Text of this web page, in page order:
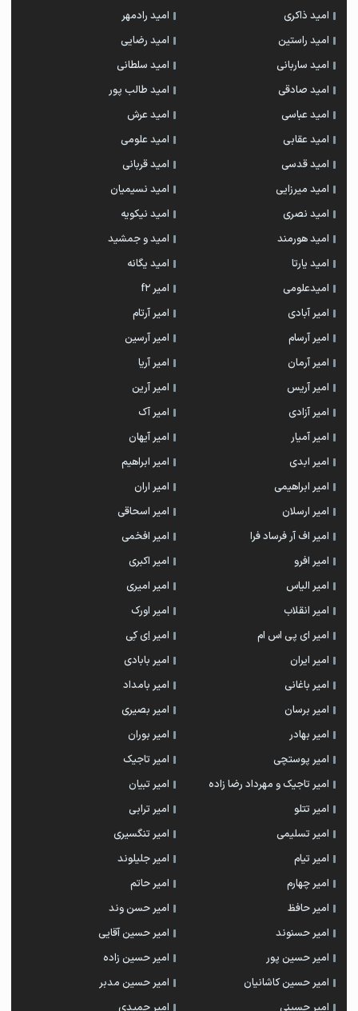
امید ذاکری
امید رادمهر
امید راستین
امید رضایی
امید ساربانی
امید سلطانی
امید صادقی
امید طالب پور
امید عباسی
امید عرش
امید عقابی
امید علومی
امید قدسی
امید قربانی
امید میرزایی
امید نسیمیان
امید نصری
امید نیکویه
امید هورمند
امید و جمشید
امید یارتا
امید یگانه
امیدعلومی
امیر f2
امیر آبادی
امیر آرتام
امیر آرسام
امیر آرسین
امیر آرمان
امیر آریا
امیر آریس
امیر آرین
امیر آزادی
امیر آک
امیر آمیار
امیر آیهان
امیر ابدی
امیر ابراهیم
امیر ابراهیمی
امیر اران
امیر ارسلان
امیر اسحاقی
امیر اف آر فرساد فرا
امیر افخمی
امیر افرو
امیر اکبری
امیر الیاس
امیر امیری
امیر انقلاب
امیر اورک
امیر ای پی اس ام
امیر اِی کِی
امیر ایران
امیر بابادی
امیر باغانی
امیر بامداد
امیر برسان
امیر بصیری
امیر بهادر
امیر بوران
امیر پوستچی
امیر تاجیک
امیر تاجیک و مهرداد رضا زاده
امیر تبیان
امیر تتلو
امیر ترابی
امیر تسلیمی
امیر تنگسیری
امیر تیام
امیر جلیلوند
امیر چهارم
امیر حاتم
امیر حافظ
امیر حسن وند
امیر حسنوند
امیر حسین آقایی
امیر حسین پور
امیر حسین زاده
امیر حسین کاشانیان
امیر حسین مدبر
امیر حسینی
امیر حمیدی